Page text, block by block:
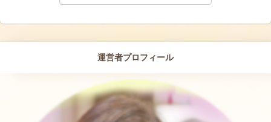
運営者プロフィール